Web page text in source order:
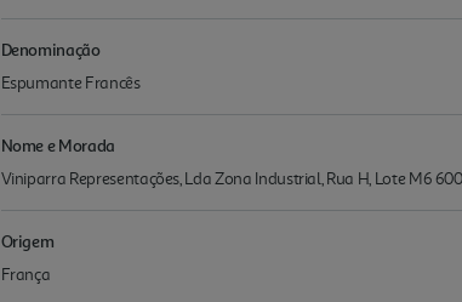
Denominação
Espumante Francês
Nome e Morada
Viniparra Representações, Lda Zona Industrial, Rua H, Lote M6
Origem
França